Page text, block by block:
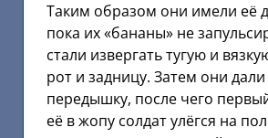
Таким образом они имели её
пока их «бананы» не
стали извергать тугую и
рот и задницу. Затем они
передышку, после чего
её в жопу солдат улёгся на